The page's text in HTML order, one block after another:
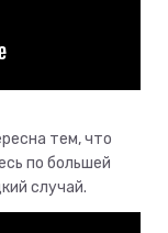
тем, что
по большей
случай.